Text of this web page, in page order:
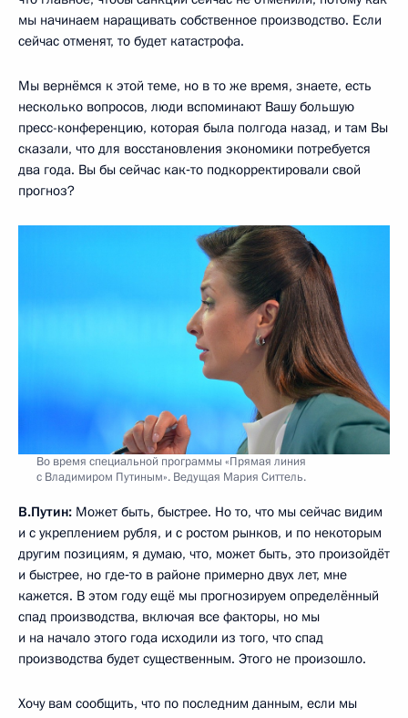
мы начинаем наращивать собственное производство. Если
сейчас отменят, то будет катастрофа.
Мы вернёмся к этой теме, но в то же время, знаете, есть
несколько вопросов, люди вспоминают Вашу большую
пресс-конференцию, которая была полгода назад, и там Вы
сказали, что для восстановления экономики потребуется
два года. Вы бы сейчас как‑то подкорректировали свой
прогноз?
Во время специальной программы «Прямая линия
с Владимиром Путиным». Ведущая Мария Ситтель.
В.Путин: Может быть, быстрее. Но то, что мы сейчас видим
и с укреплением рубля, и с ростом рынков, и по некоторым
другим позициям, я думаю, что, может быть, это произойдёт
и быстрее, но где‑то в районе примерно двух лет, мне
кажется. В этом году ещё мы прогнозируем определённый
спад производства, включая все факторы, но мы
и на начало этого года исходили из того, что спад
производства будет существенным. Этого не произошло.
Хочу вам сообщить, что по последним данным, если мы